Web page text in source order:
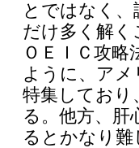
とではなく
だけ多く解く
ＯＥＩＣ攻
ように、ア
特集しており
る。他方、肝
るとかなり